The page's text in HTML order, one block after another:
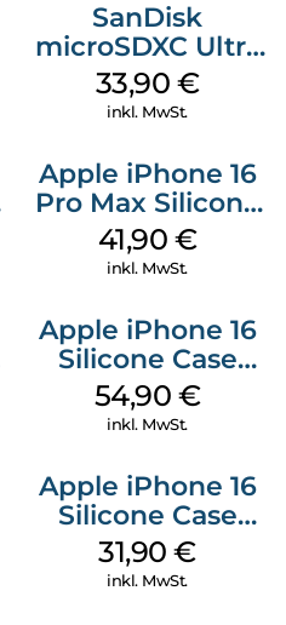
SanDisk
microSDXC Ultra
128 GB + Adapter
Mobile
33,90 €
inkl. MwSt.
Apple iPhone 16
Pro Max Silicone
Case MagSafe
Ultramarine
41,90 €
inkl. MwSt.
Apple iPhone 16
Silicone Case
MagSafe Black
54,90 €
inkl. MwSt.
Apple iPhone 16
Silicone Case
MagSafe Fuchsia
31,90€
inkl. MwSt.